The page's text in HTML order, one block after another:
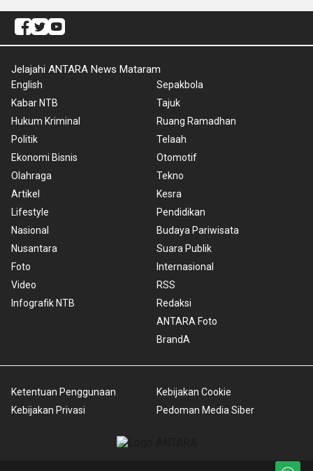
Jelajahi ANTARA News Mataram
English
Kabar NTB
Hukum Kriminal
Politik
Ekonomi Bisnis
Olahraga
Artikel
Lifestyle
Nasional
Nusantara
Foto
Video
Infografik NTB
Sepakbola
Tajuk
Ruang Ramadhan
Telaah
Otomotif
Tekno
Kesra
Pendidikan
Budaya Pariwisata
Suara Publik
Internasional
RSS
Redaksi
ANTARA Foto
BrandA
Ketentuan Penggunaan
Kebijakan Privasi
Kebijakan Cookie
Pedoman Media Siber